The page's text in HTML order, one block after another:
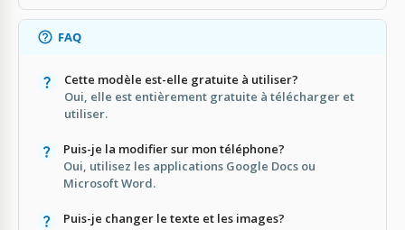
FAQ
Cette modèle est-elle gratuite à utiliser?
Oui, elle est entièrement gratuite à télécharger et
utiliser.
Puis-je la modifier sur mon téléphone?
Oui, utilisez les applications Google Docs ou
Microsoft Word.
Puis-je changer le texte et les images?